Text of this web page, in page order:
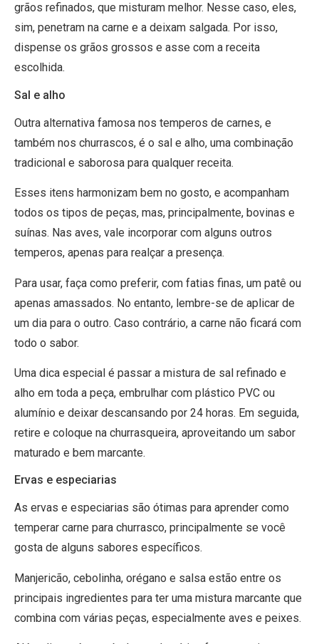
grãos refinados, que misturam melhor. Nesse caso, eles,
sim, penetram na carne e a deixam salgada. Por isso,
dispense os grãos grossos e asse com a receita
escolhida.
Sal e alho
Outra alternativa famosa nos temperos de carnes, e
também nos churrascos, é o sal e alho, uma combinação
tradicional e saborosa para qualquer receita.
Esses itens harmonizam bem no gosto, e acompanham
todos os tipos de peças, mas, principalmente, bovinas e
suínas. Nas aves, vale incorporar com alguns outros
temperos, apenas para realçar a presença.
Para usar, faça como preferir, com fatias finas, um patê ou
apenas amassados. No entanto, lembre-se de aplicar de
um dia para o outro. Caso contrário, a carne não ficará com
todo o sabor.
Uma dica especial é passar a mistura de sal refinado e
alho em toda a peça, embrulhar com plástico PVC ou
alumínio e deixar descansando por 24 horas. Em seguida,
retire e coloque na churrasqueira, aproveitando um sabor
maturado e bem marcante.
Ervas e especiarias
As ervas e especiarias são ótimas para aprender como
temperar carne para churrasco, principalmente se você
gosta de alguns sabores específicos.
Manjericão, cebolinha, orégano e salsa estão entre os
principais ingredientes para ter uma mistura marcante que
combina com várias peças, especialmente aves e peixes.